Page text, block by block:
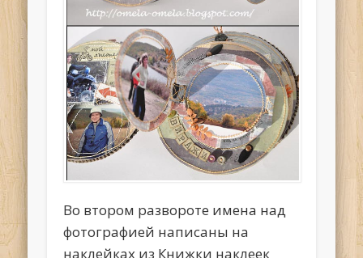
Во втором развороте имена над
фотографией написаны на
наклейках из Книжки наклеек